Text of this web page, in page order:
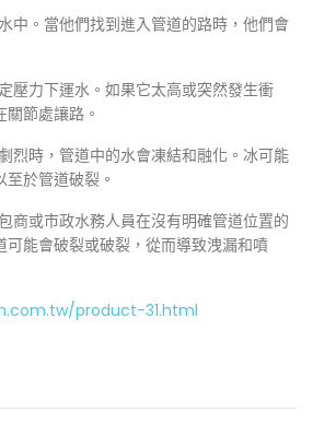
中。當他們找到進入管道的路時，他們會
壓力下運水。如果它太高或突然發生衝
節處讓路。
烈時，管道中的水會凍結和融化。冰可能
於管道破裂。
商或市政水務人員在沒有明確管道位置的
可能會破裂或破裂，從而導致洩漏和噴
product-31.html